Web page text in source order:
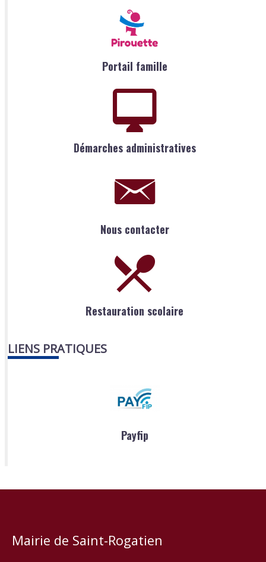
Portail famille
Démarches administratives
Nous contacter
Restauration scolaire
LIENS PRATIQUES
Payfip
Mairie de Saint-Rogatien